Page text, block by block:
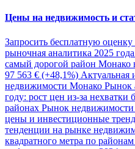
Цены на недвижимость и
Запросить бесплатную
рыночная аналитика 2025
самый дорогой район Монако
97 563 € (+48,1%) Актуальная
недвижимости Монако Рынок
году: рост цен из-за
районах Рынок
цены и инвестиционные
тенденции на рынке
квадратного метра по